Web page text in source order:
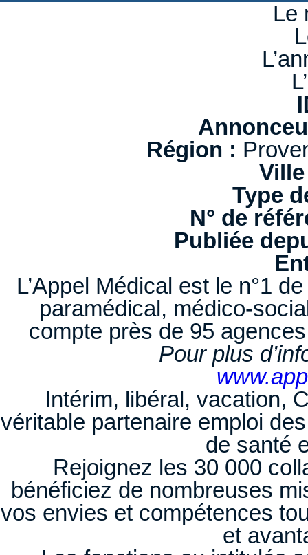
Le
Région :
Type
N° de
Publiée
L’Appel Médical est le n°1
paramédical, médico-
compte près de 95
Pour plus
Intérim, libéral, vacation,
véritable partenaire emploi
de santé
Rejoignez les 30 000
bénéficiez de nombreuses
vos envies et compétences
et